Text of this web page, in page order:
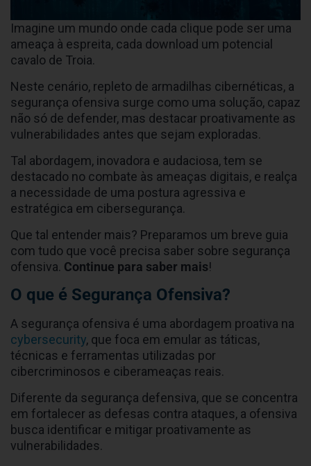
Imagine um mundo onde cada clique pode ser uma
ameaça à espreita, cada download um potencial
cavalo de Troia.
Neste cenário, repleto de armadilhas cibernéticas, a
segurança ofensiva surge como uma solução, capaz
não só de defender, mas destacar proativamente as
vulnerabilidades antes que sejam exploradas.
Tal abordagem, inovadora e audaciosa, tem se
destacado no combate às ameaças digitais, e realça
a necessidade de uma postura agressiva e
estratégica em cibersegurança.
Que tal entender mais? Preparamos um breve guia
com tudo que você precisa saber sobre segurança
ofensiva. Continue para saber mais!
O que é Segurança Ofensiva?
A segurança ofensiva é uma abordagem proativa na
cybersecurity, que foca em emular as táticas,
técnicas e ferramentas utilizadas por
cibercriminosos e ciberameaças reais.
Diferente da segurança defensiva, que se concentra
em fortalecer as defesas contra ataques, a ofensiva
busca identificar e mitigar proativamente as
vulnerabilidades.